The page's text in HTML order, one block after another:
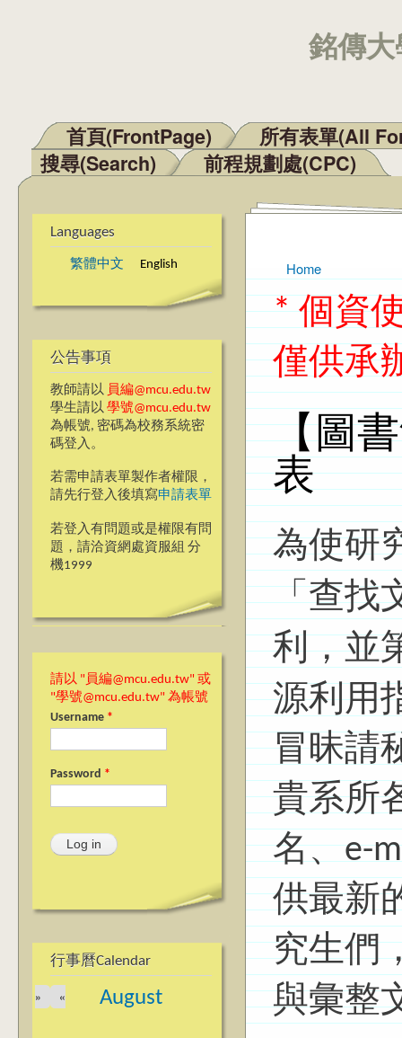
銘傳
Main menu
首頁(FrontPage)
所有表單(All
搜尋(Search)
前程規劃處(CPC)
Languages
繁體中文 English
公告事項
教師請以 員編@mcu.edu.tw
學生請以 學號@mcu.edu.tw
為帳號, 密碼為校務系統密
碼登入。
若需申請表單製作者權限，
請先行登入後填寫申請表單
若登入有問題或是權限有問
題，請洽資網處資服組 分
機1999
請以 "員編@mcu.edu.tw" 或
"學號@mcu.edu.tw" 為帳號
Username *
Password *
行事曆Calendar
August
«
»
You are here
Home
* 個資
僅供承
【圖
表
為使研
「查找
利，並
源利用
冒昧請
貴系所
名、e-
供最新
究生們
與彙整